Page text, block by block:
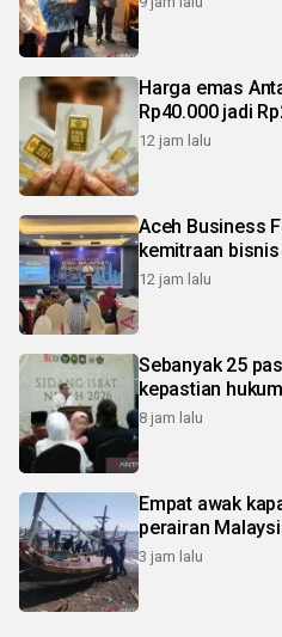
Harga emas
Rp40.000 jadi
12 jam lalu
Aceh Business
kemitraan
12 jam lalu
Sebanyak 25
kepastian
8 jam lalu
Empat awak
perairan
3 jam lalu